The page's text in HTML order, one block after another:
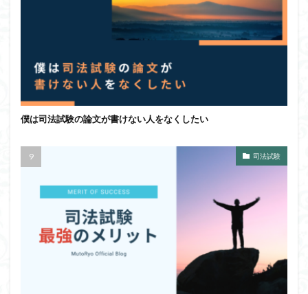
僕は司法試験の論文が書けない人をなくしたい
司法試験